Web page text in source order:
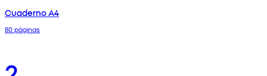
Cuaderno A4
80 páginas